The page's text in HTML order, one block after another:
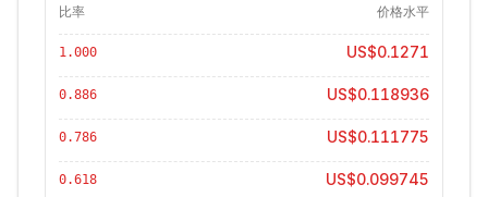
比率 价格水平
1.000 US$0.1271
0.886 US$0.118936
0.786 US$0.111775
0.618 US$0.099745